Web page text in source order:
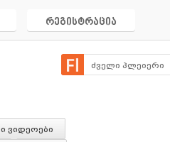
რეგისტრაცია
ძველი პლეიერი
ვიდეოები